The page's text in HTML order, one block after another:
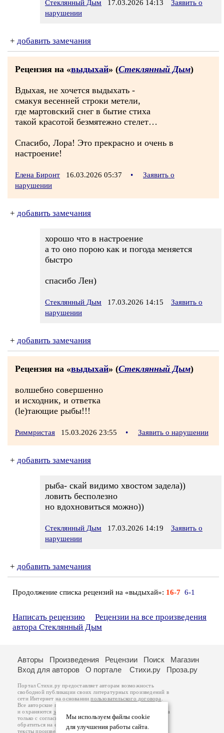
Стеклянный Дым 17.03.2026 14:13
Заявить о
нарушении
+ добавить замечания
Рецензия на «выдыхай» (Стеклянный Дым)
Вдыхая, не хочется выдыхать -
смакуя весенней строки метели,
где мартовский снег в бытие стиха
такой красотой безмятежно стелет…
Спасибо, Лора! Это прекрасно и очень в
настроение!
Елена Биронт 16.03.2026 05:37 •
Заявить о
нарушении
+ добавить замечания
хорошо что в настроение
а то оно порою как и погода меняется
быстро
спасибо Лен)
Стеклянный Дым 17.03.2026 14:15
Заявить о
нарушении
+ добавить замечания
Рецензия на «выдыхай» (Стеклянный Дым)
волшебно совершенно
и исходник, и ответка
(le)тающие рыбы!!!
Риммристая 15.03.2026 23:55 • Заявить о нарушении
+ добавить замечания
рыба- скай видимо хвостом задела))
ловить бесполезно
но вдохновиться можно))
Стеклянный Дым 17.03.2026 14:19
Заявить о
нарушении
+ добавить замечания
Продолжение списка рецензий на «выдыхай»: 16-7 6-1
Написать рецензию
Рецензии на все произведения
автора Стеклянный Дым
Мы используем файлы cookie
для улучшения работы сайта.
Авторы Произведения Рецензии Поиск
Магазин
Вход для авторов
О портале Стихи.ру Проза.ру
Портал Стихи.ру предоставляет авторам возможность
свободной публикации своих литературных произведений в
сети Интернет на основаниипользовательского договора
Все авторские права на произведения принадлежат авторам
и охраняются законом
. Перепечатка произведений возможна
только с согласия его автора, к которому вы можете
обратиться на его авторской странице. Ответственность за
тексты произведений авторы несут самостоятельно на